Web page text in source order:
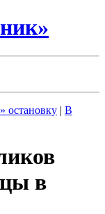
остановку | В
в